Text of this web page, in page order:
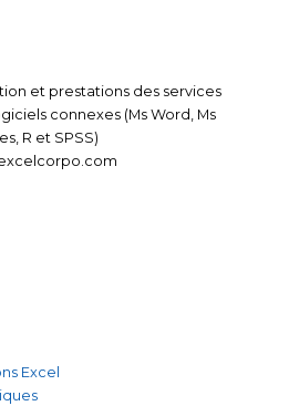
et prestations des services
connexes (Ms Word, Ms
R et SPSS)
Excel